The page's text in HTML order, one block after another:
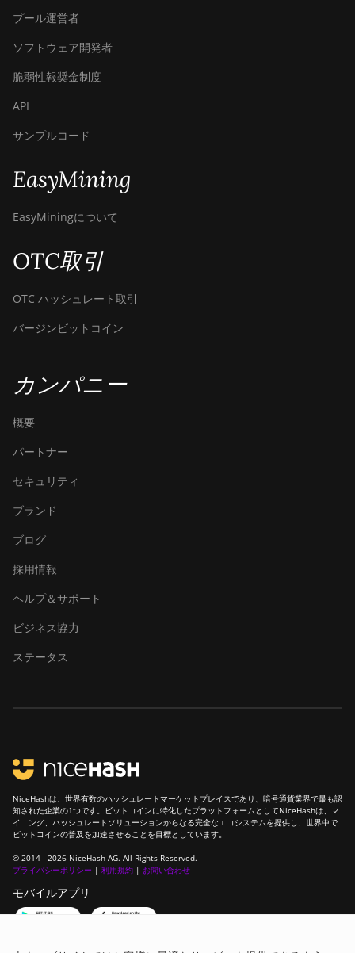
プール運営者
ソフトウェア開発者
脆弱性報奨金制度
API
サンプルコード
EasyMining
EasyMiningについて
OTC取引
OTC ハッシュレート取引
バージンビットコイン
カンパニー
概要
パートナー
セキュリティ
ブランド
ブログ
採用情報
ヘルプ＆サポート
ビジネス協力
ステータス
NiceHashは、世界有数のハッシュレートマーケットプレイスであり、暗号通貨業界で最も認
知された企業の1つです。ビットコインに特化したプラットフォームとしてNiceHashは、マ
イニング、ハッシュレートソリューションからなる完全なエコシステムを提供し、世界中で
ビットコインの普及を加速させることを目標としています。
© 2014 - 2026 NiceHash AG. All Rights Reserved.
プライバシーポリシー | 利用規約 | お問い合わせ
モバイルアプリ